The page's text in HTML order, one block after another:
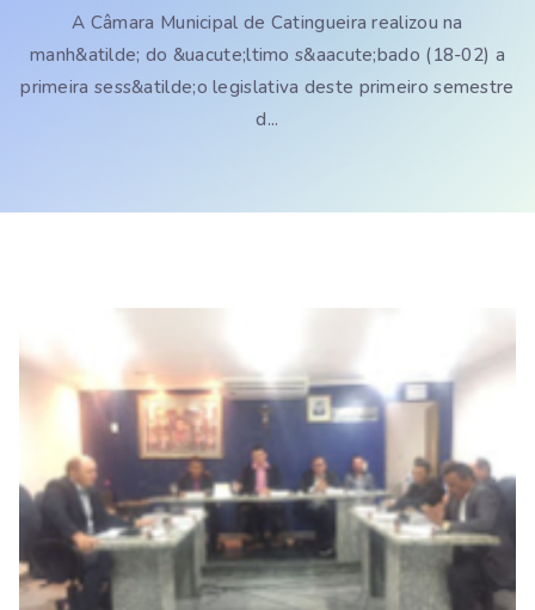
A Câmara Municipal de Catingueira realizou na
manh&atilde; do &uacute;ltimo s&aacute;bado (18-02) a
primeira sess&atilde;o legislativa deste primeiro semestre
d...